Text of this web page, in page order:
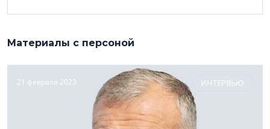
Материалы с персоной
21 февраля 2023 ИНТЕРВЬЮ